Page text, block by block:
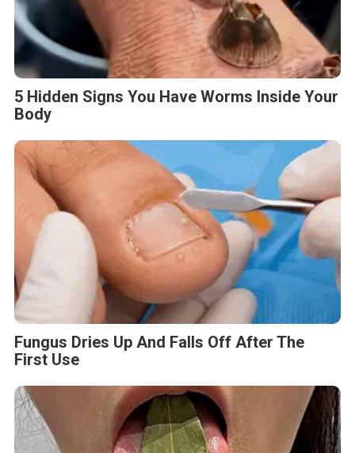
5 Hidden Signs You Have Worms Inside Your
Body
Fungus Dries Up And Falls Off After The
First Use